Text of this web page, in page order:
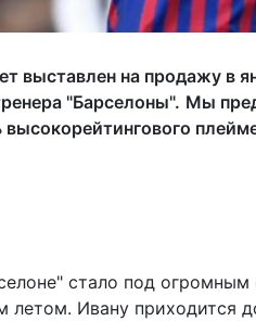
выставлен на продажу в
"Барселоны". Мы
стало под
летом. Ивану приходится